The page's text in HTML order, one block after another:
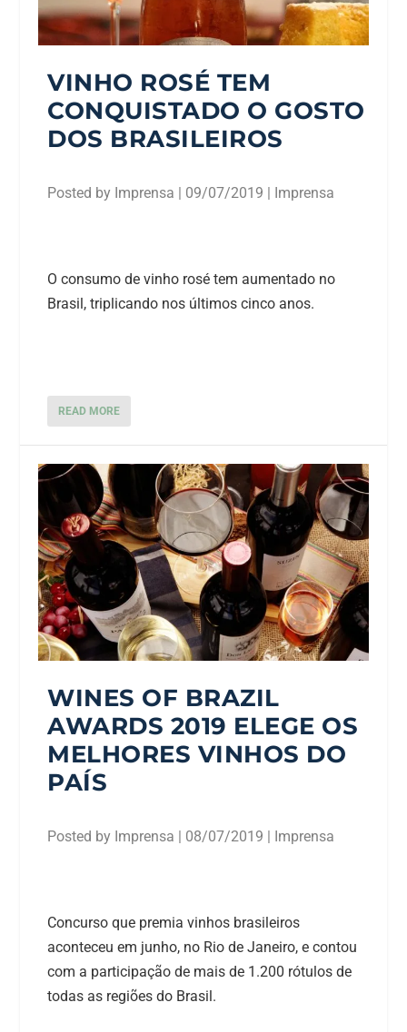
VINHO ROSÉ TEM
CONQUISTADO O GOSTO
DOS BRASILEIROS
Posted by Imprensa | 09/07/2019 | Imprensa
O consumo de vinho rosé tem aumentado no
Brasil, triplicando nos últimos cinco anos.
READ MORE
WINES OF BRAZIL
AWARDS 2019 ELEGE OS
MELHORES VINHOS DO
PAÍS
Posted by Imprensa 08/07/2019 Imprensa
Concurso que premia vinhos brasileiros
aconteceu em junho, no Rio de Janeiro, e contou
com a participação de mais de 1.200 rótulos de
todas as regiões do Brasil.